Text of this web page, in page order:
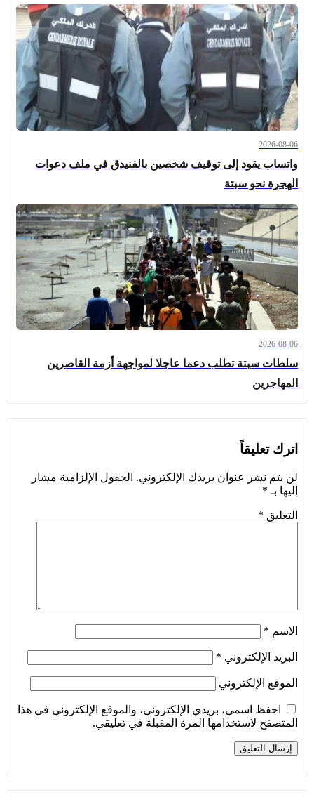
2026-08-06
واتساب يقود إلى توقيف شخصين بالفنيدق في ملف دعوات
الهجرة نحو سبتة
2026-08-06
سلطات سبتة تطلب دعما عاجلا لمواجهة أزمة القاصرين
المهاجرين
اترك تعليقاً
لن يتم نشر عنوان بريدك الإلكتروني. الحقول الإلزامية مشار
إليها بـ *
التعليق *
الاسم *
البريد الإلكتروني *
الموقع الإلكتروني
احفظ اسمي، بريدي الإلكتروني، والموقع الإلكتروني في هذا
المتصفح لاستخدامها المرة المقبلة في تعليقي.